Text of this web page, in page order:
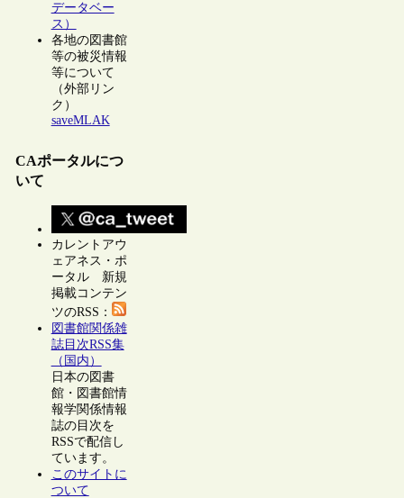
データベー
ス）
各地の図書館
等の被災情報
等について
（外部リン
ク）
saveMLAK
CAポータルにつ
いて
カレントアウ
ェアネス・ポ
ータル 新規
掲載コンテン
ツのRSS：
図書館関係雑
誌目次RSS集
（国内）
日本の図書
館・図書館情
報学関係情報
誌の目次を
RSSで配信し
ています。
このサイトに
ついて